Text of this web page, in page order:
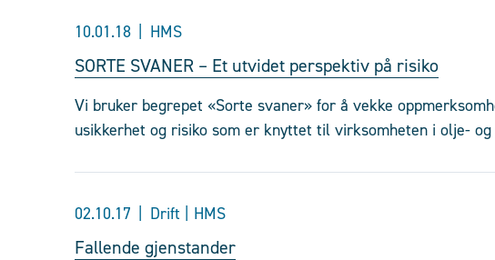
10.01.18 HMS
SORTE SVANER – Et utvidet perspektiv på risiko
Vi bruker begrepet «Sorte svaner» for å vekke
usikkerhet og risiko som er knyttet til virksomheten i olje- og
02.10.17 Drift | HMS
Fallende gjenstander